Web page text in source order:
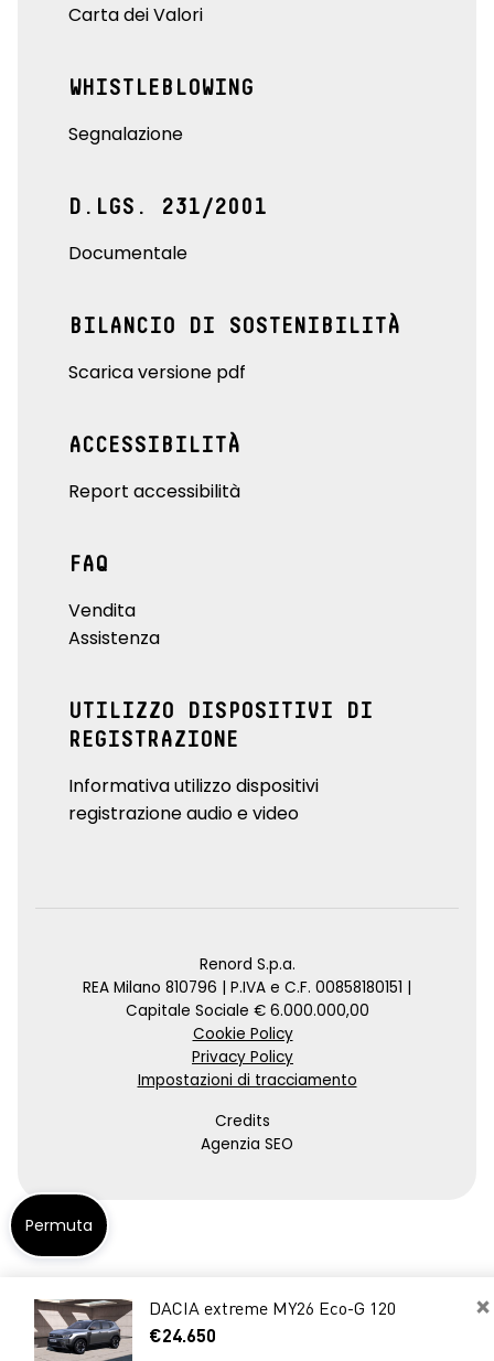
×
DACIA extreme MY26 Eco-G 120
€24.650
Carta dei Valori
WHISTLEBLOWING
Segnalazione
D.LGS. 231/2001
Documentale
BILANCIO DI SOSTENIBILITÀ
Scarica versione pdf
ACCESSIBILITÀ
Report accessibilità
FAQ
Vendita
Assistenza
UTILIZZO DISPOSITIVI DI
REGISTRAZIONE
Informativa utilizzo dispositivi
registrazione audio e video
Renord S.p.a.
REA Milano 810796 | P.IVA e C.F. 00858180151 |
Capitale Sociale € 6.000.000,00
Cookie Policy
Privacy Policy
Impostazioni di tracciamento
Credits
Agenzia SEO
Permuta